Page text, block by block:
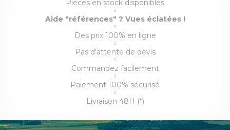
Pièces en stock disponibles
Aide "références" ? Vues éclatées !
Des prix 100% en ligne
Pas d'attente de devis
Commandez facilement
Paiement 100% sécurisé
Livraison 48H (*)